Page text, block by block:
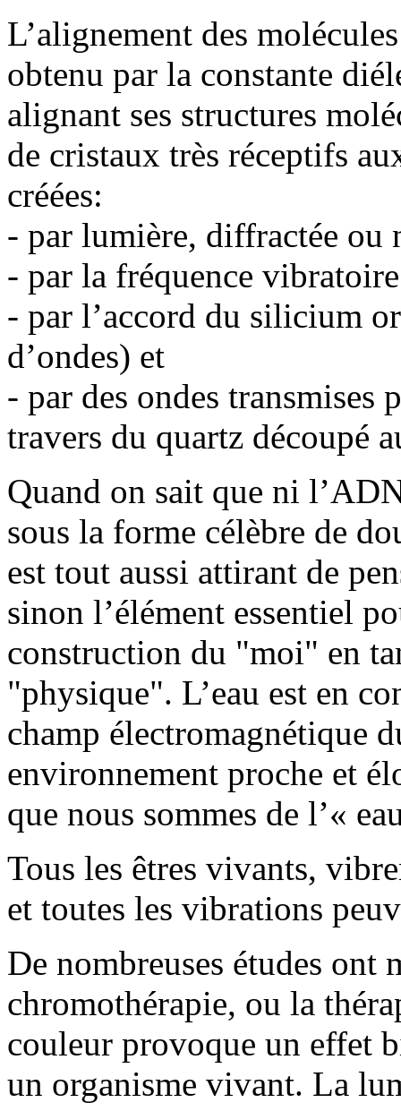
L’alignement des
obtenu par la constante
alignant ses structures
de cristaux très réceptifs
créées:
- par lumière, diffractée ou
- par la fréquence
- par l’accord du silicium
d’ondes) et
- par des ondes transmises
travers du quartz découpé
Quand on sait que ni
sous la forme célèbre de
est tout aussi attirant de
sinon l’élément essentiel
construction du "moi" en
"physique". L’eau est en
champ électromagnétique
environnement proche et
que nous sommes de l’«
Tous les êtres vivants,
et toutes les vibrations
De nombreuses études ont
chromothérapie, ou la
couleur provoque un effet
un organisme vivant. La